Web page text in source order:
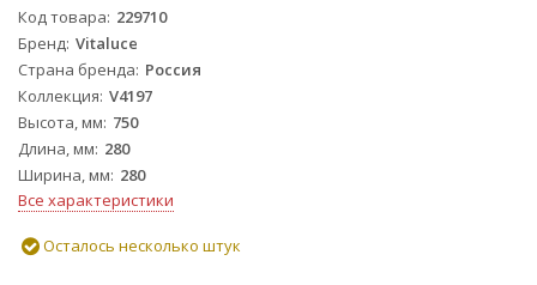
Код товара 229710
Бренд Vitaluce
Страна бренда Россия
Коллекция V4197
Высота, мм 750
Длина, мм 280
Ширина, мм 280
Все характеристики
Осталось несколько штук